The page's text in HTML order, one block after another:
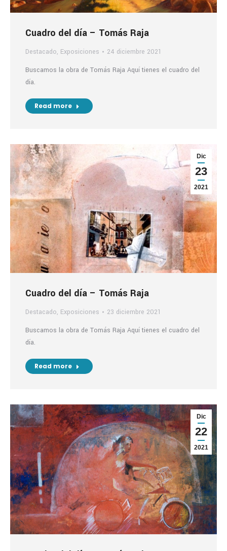
Cuadro del día – Tomás Raja
Destacado, Exposiciones
24 diciembre 2021
Buscamos la obra de Tomás Raja Aquí tienes el cuadro del
día.
Read more
Dic
23
2021
Cuadro del día – Tomás Raja
Destacado, Exposiciones
23 diciembre 2021
Buscamos la obra de Tomás Raja Aquí tienes el cuadro del
día.
Read more
Dic
22
2021